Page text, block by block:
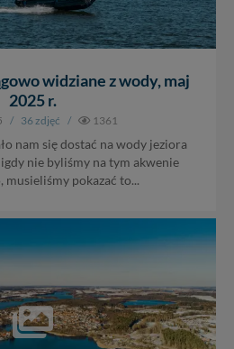
widziane z wody, maj
2025 r.
/ 36 zdjęć / 1361
nam się dostać na wody jeziora
nie byliśmy na tym akwenie
musieliśmy pokazać to...